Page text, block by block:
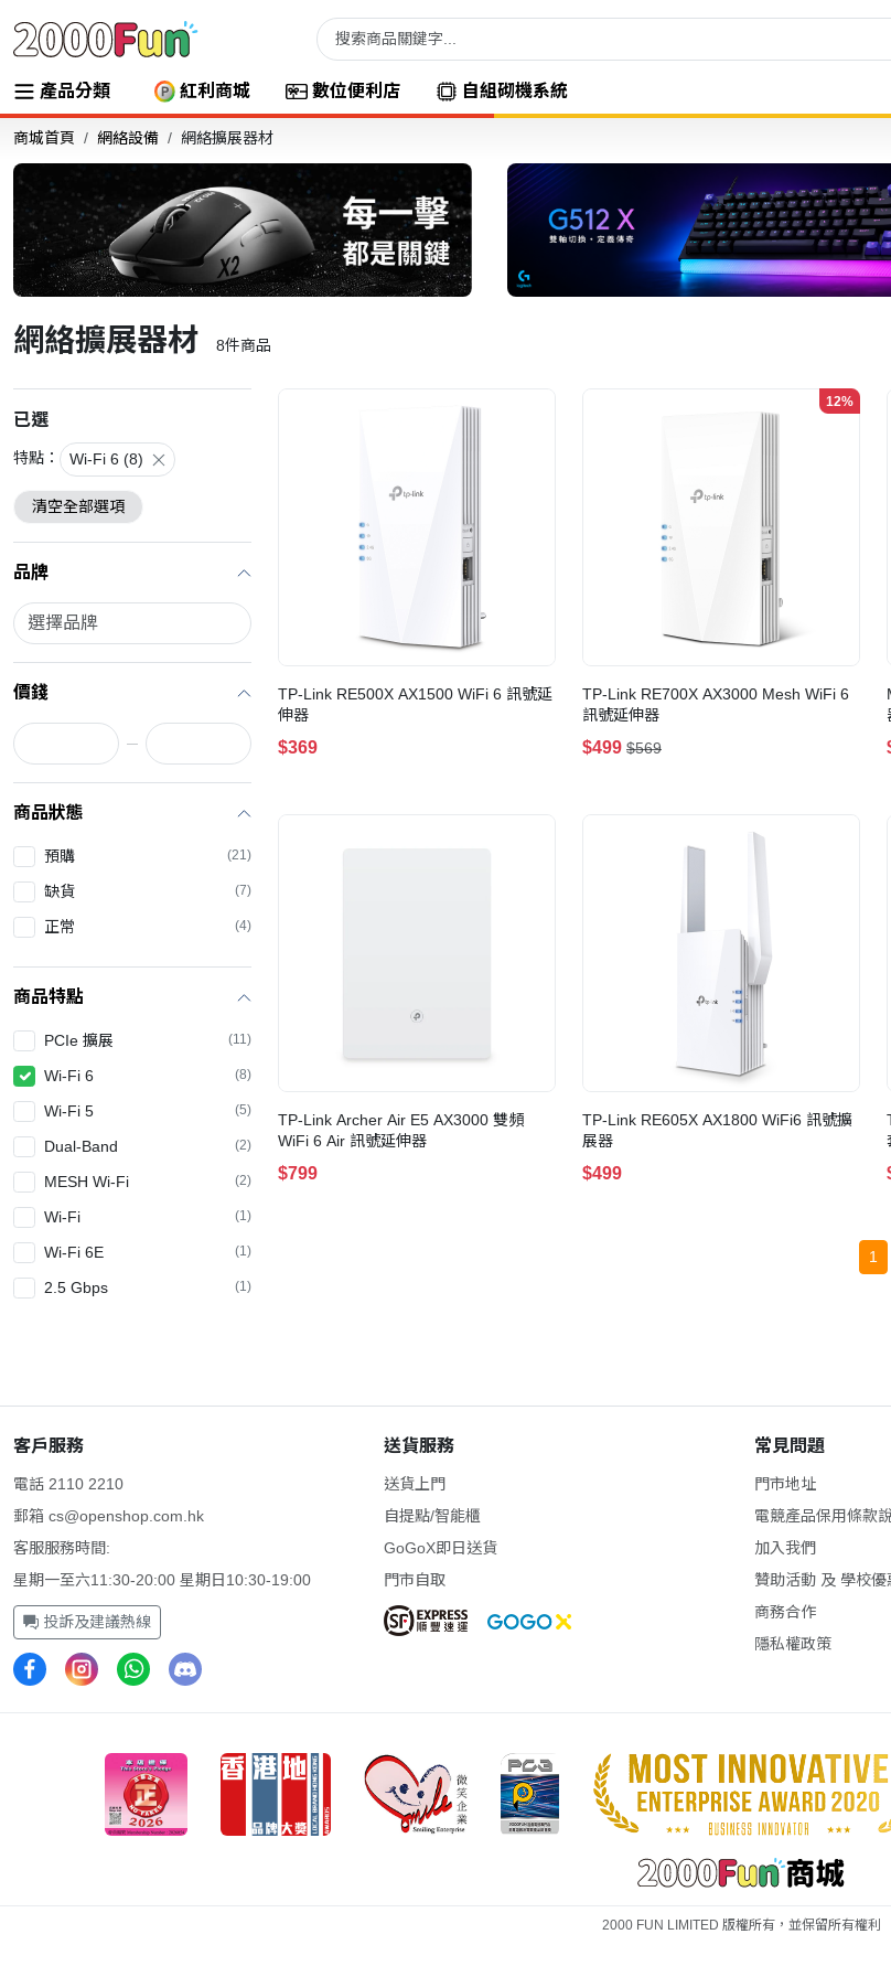
產品分類 紅利商城 數位便利店 自組砌機系統
商城首頁 網絡設備 網絡擴展器材
網絡擴展器材 8件商品
已選
特點： Wi-Fi 6 (8)
清空全部選項
品牌
價錢
商品狀態
預購 (21)
缺貨 (7)
正常 (4)
商品特點
PCIe 擴展 (11)
Wi-Fi 6 (8)
Wi-Fi 5 (5)
Dual-Band (2)
MESH Wi-Fi (2)
Wi-Fi (1)
Wi-Fi 6E (1)
2.5 Gbps (1)
TP-Link RE500X AX1500 WiFi 6 訊號延
伸器
$369
12%
TP-Link RE700X AX3000 Mesh WiFi 6
訊號延伸器
$499 $569
TP-Link Archer Air E5 AX3000 雙頻
WiFi 6 Air 訊號延伸器
$799
TP-Link RE605X AX1800 WiFi6 訊號擴
展器
$499
1
客戶服務
電話 2110 2210
郵箱 cs@openshop.com.hk
客服服務時間:
星期一至六11:30-20:00 星期日10:30-19:00
投訴及建議熱線
送貨服務
送貨上門
自提點/智能櫃
GoGoX即日送貨
門市自取
常見問題
門市地址
電競產品保用條款
加入我們
贊助活動 及 學校優
商務合作
隱私權政策
2000 FUN LIMITED 版權所有，並保留所有權利